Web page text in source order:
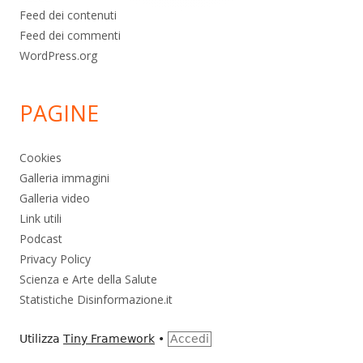
Feed dei contenuti
Feed dei commenti
WordPress.org
PAGINE
Cookies
Galleria immagini
Galleria video
Link utili
Podcast
Privacy Policy
Scienza e Arte della Salute
Statistiche Disinformazione.it
Utilizza Tiny Framework • Accedi